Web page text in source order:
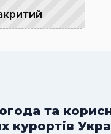
та
курортів